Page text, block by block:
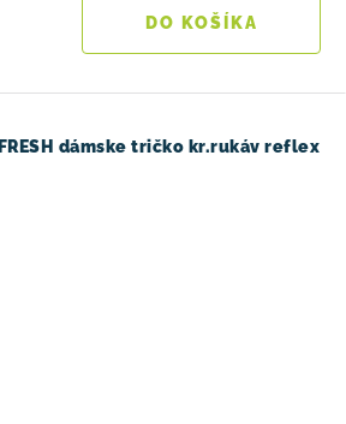
DO KOŠÍKA
FRESH dámske tričko kr.rukáv reflex